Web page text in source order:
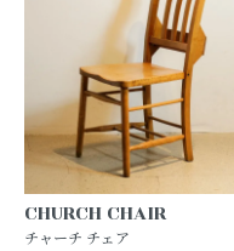
CHURCH CHAIR
チャーチ チェア